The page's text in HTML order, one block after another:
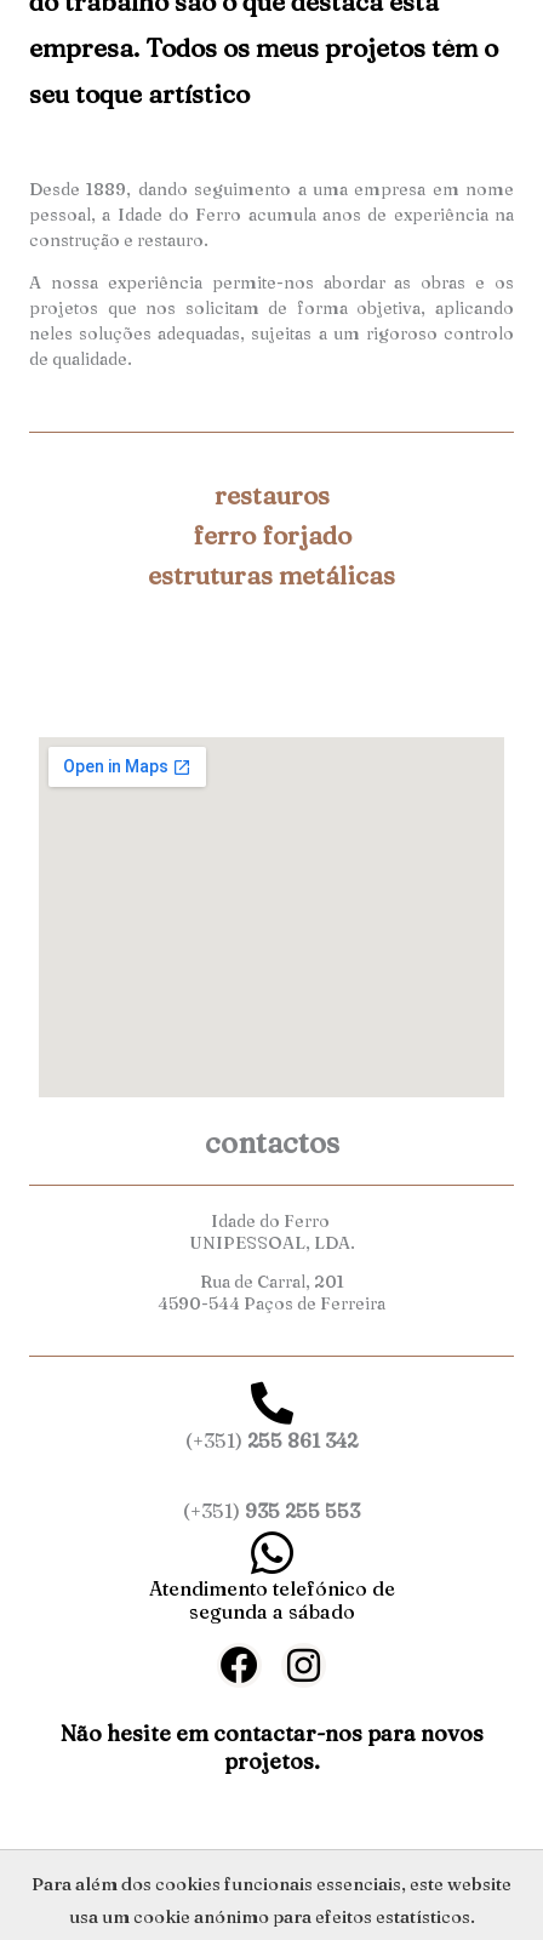
empresa. Todos os meus projetos têm o
seu toque artístico
Desde 1889, dando seguimento a uma empresa em nome
pessoal, a Idade do Ferro acumula anos de experiência na
construção e restauro.
A nossa experiência permite-nos abordar as obras e os
projetos que nos solicitam de forma objetiva, aplicando
neles soluções adequadas, sujeitas a um rigoroso controlo
de qualidade.
restauros
ferro forjado
estruturas metálicas
contactos
Idade do Ferro
UNIPESSOAL, LDA.
Rua de Carral, 201
4590-544 Paços de Ferreira
(+351) 255 861 342
(+351) 935 255 553
Atendimento telefónico de
segunda a sábado
F
a
c
e
o
o
k
I
n
s
t
g
r
a
Não hesite em contactar-nos para novos
projetos.
Política de Privacidade
Para além dos cookies funcionais essenciais, este website
usa um cookie anónimo para efeitos estatísticos.